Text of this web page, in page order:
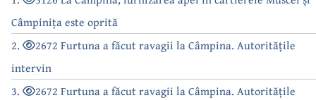
Câmpinița este oprită
2.
2672 Furtuna a făcut ravagii la Câmpina. Autoritățile
intervin
3.
2672 Furtuna a făcut ravagii la Câmpina. Autoritățile